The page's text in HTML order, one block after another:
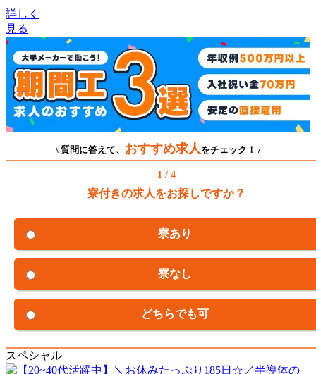
詳しく
見る
\ 質問に答えて、 おすすめ求人 をチェック！ /
1 / 4
寮付きの求人をお探しですか？
寮あり
寮なし
どちらでも可
スペシャル